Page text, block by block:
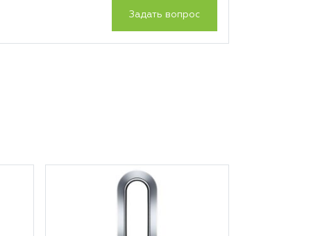
Задать вопрос